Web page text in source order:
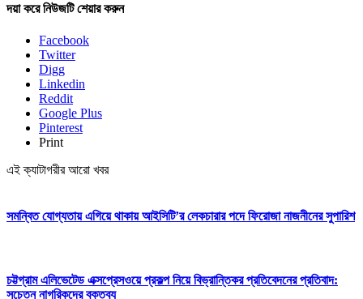
দয়া করে নিউজটি শেয়ার করুন
Facebook
Twitter
Digg
Linkedin
Reddit
Google Plus
Pinterest
Print
এই ক্যাটাগরীর আরো খবর
সমন্বিত যোগ্যতায় এগিয়ে থাকায় আইসিটি’র লেকচারার পদে ফিরোজা নাজনীনের সুপারিশ
চট্টগ্রাম এলিভেটেড এক্সপ্রেসওয়ে প্রকল্প নিয়ে বিভ্রান্তিকর প্রতিবেদনের প্রতিবাদ:
সচেতন নাগরিকদের বক্তব্য